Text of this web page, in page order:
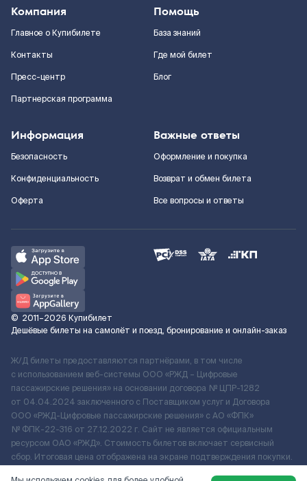
Компания
Главное о Купибилете
Контакты
Пресс-центр
Партнерская программа
Помощь
База знаний
Где мой билет
Блог
Информация
Безопасность
Конфиденциальность
Оферта
Важные ответы
Оформление и покупка
Возврат и обмен билета
Все вопросы и ответы
© 2011–2026 Купибилет
Дешёвые билеты на самолёт и поезд, бронирование и онлайн-заказ
Ж/Д билеты предоставляются партнёрами, в том числе
с использованием веб-системы ООО «РЖД – Цифровые
пассажирские решения» на основании договора № ЦПР-1282
от 04.04.2024 заключенного с Поставщиком услуг и Договора
ООО «РЖД-Цифровые пассажирские решения» c АО «ФПК»
№ ФПК-22-316 от 27.12.2022 г. Сайт не является официальным
ресурсом ОАО «РЖД». Стоимость билетов включает сервисный
сбор. Итоговая цена отображена на экране подтверждения покупки.